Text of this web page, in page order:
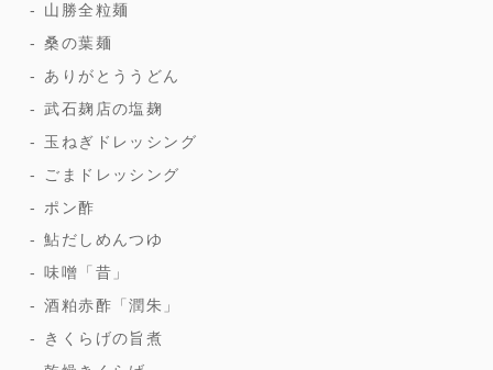
山勝全粒麺
桑の葉麺
ありがとううどん
武石麹店の塩麹
玉ねぎドレッシング
ごまドレッシング
ポン酢
鮎だしめんつゆ
味噌「昔」
酒粕赤酢「潤朱」
きくらげの旨煮